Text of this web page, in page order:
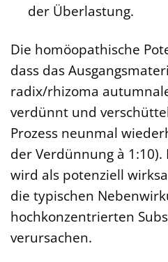
der Überlastung.
Die homöopathische
dass das
radix/rhizoma
verdünnt und
Prozess neunmal
der Verdünnung à
wird als potenziell
die typischen
hochkonzentrierten
verursachen.